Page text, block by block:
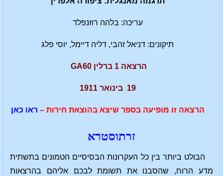
עריכה: בלהה רוזנפלד
תיקונים: דניאל זהבי, דליה דיימל, יוסי פלג
הרצאה 1 ברלין GA60
19 בינואר 1911
הרצאה זו מופיעה בספר שיצא בהוצאת חירות – ראו כאן
זרתוסטרא
הבולט ביותר בין כל העקרונות הבסיסיים הטמונים בתשתית
מדע הרוח, שהסבנו את תשומת לבכם אליהם בהרצאות